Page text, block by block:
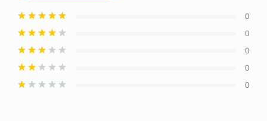
0
0
0
0
0